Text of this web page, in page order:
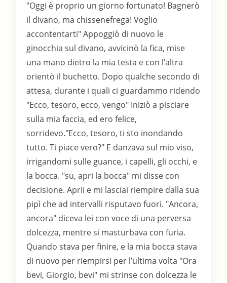
"Oggi è proprio un giorno fortunato! Bagnerò
il divano, ma chissenefrega! Voglio
accontentarti" Appoggiò di nuovo le
ginocchia sul divano, avvicinò la fica, mise
una mano dietro la mia testa e con l’altra
orientò il buchetto. Dopo qualche secondo di
attesa, durante i quali ci guardammo ridendo
"Ecco, tesoro, ecco, vengo" Iniziò a pisciare
sulla mia faccia, ed ero felice,
sorridevo."Ecco, tesoro, ti sto inondando
tutto. Ti piace vero?" E danzava sul mio viso,
irrigandomi sulle guance, i capelli, gli occhi, e
la bocca. "su, apri la bocca" mi disse con
decisione. Aprii e mi lasciai riempire dalla sua
pipì che ad intervalli risputavo fuori. "Ancora,
ancora" diceva lei con voce di una perversa
dolcezza, mentre si masturbava con furia.
Quando stava per finire, e la mia bocca stava
di nuovo per riempirsi per l’ultima volta "Ora
bevi, Giorgio, bevi" mi strinse con dolcezza le